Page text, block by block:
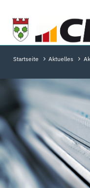
Aktuelles &
Startseite
Aktuelles